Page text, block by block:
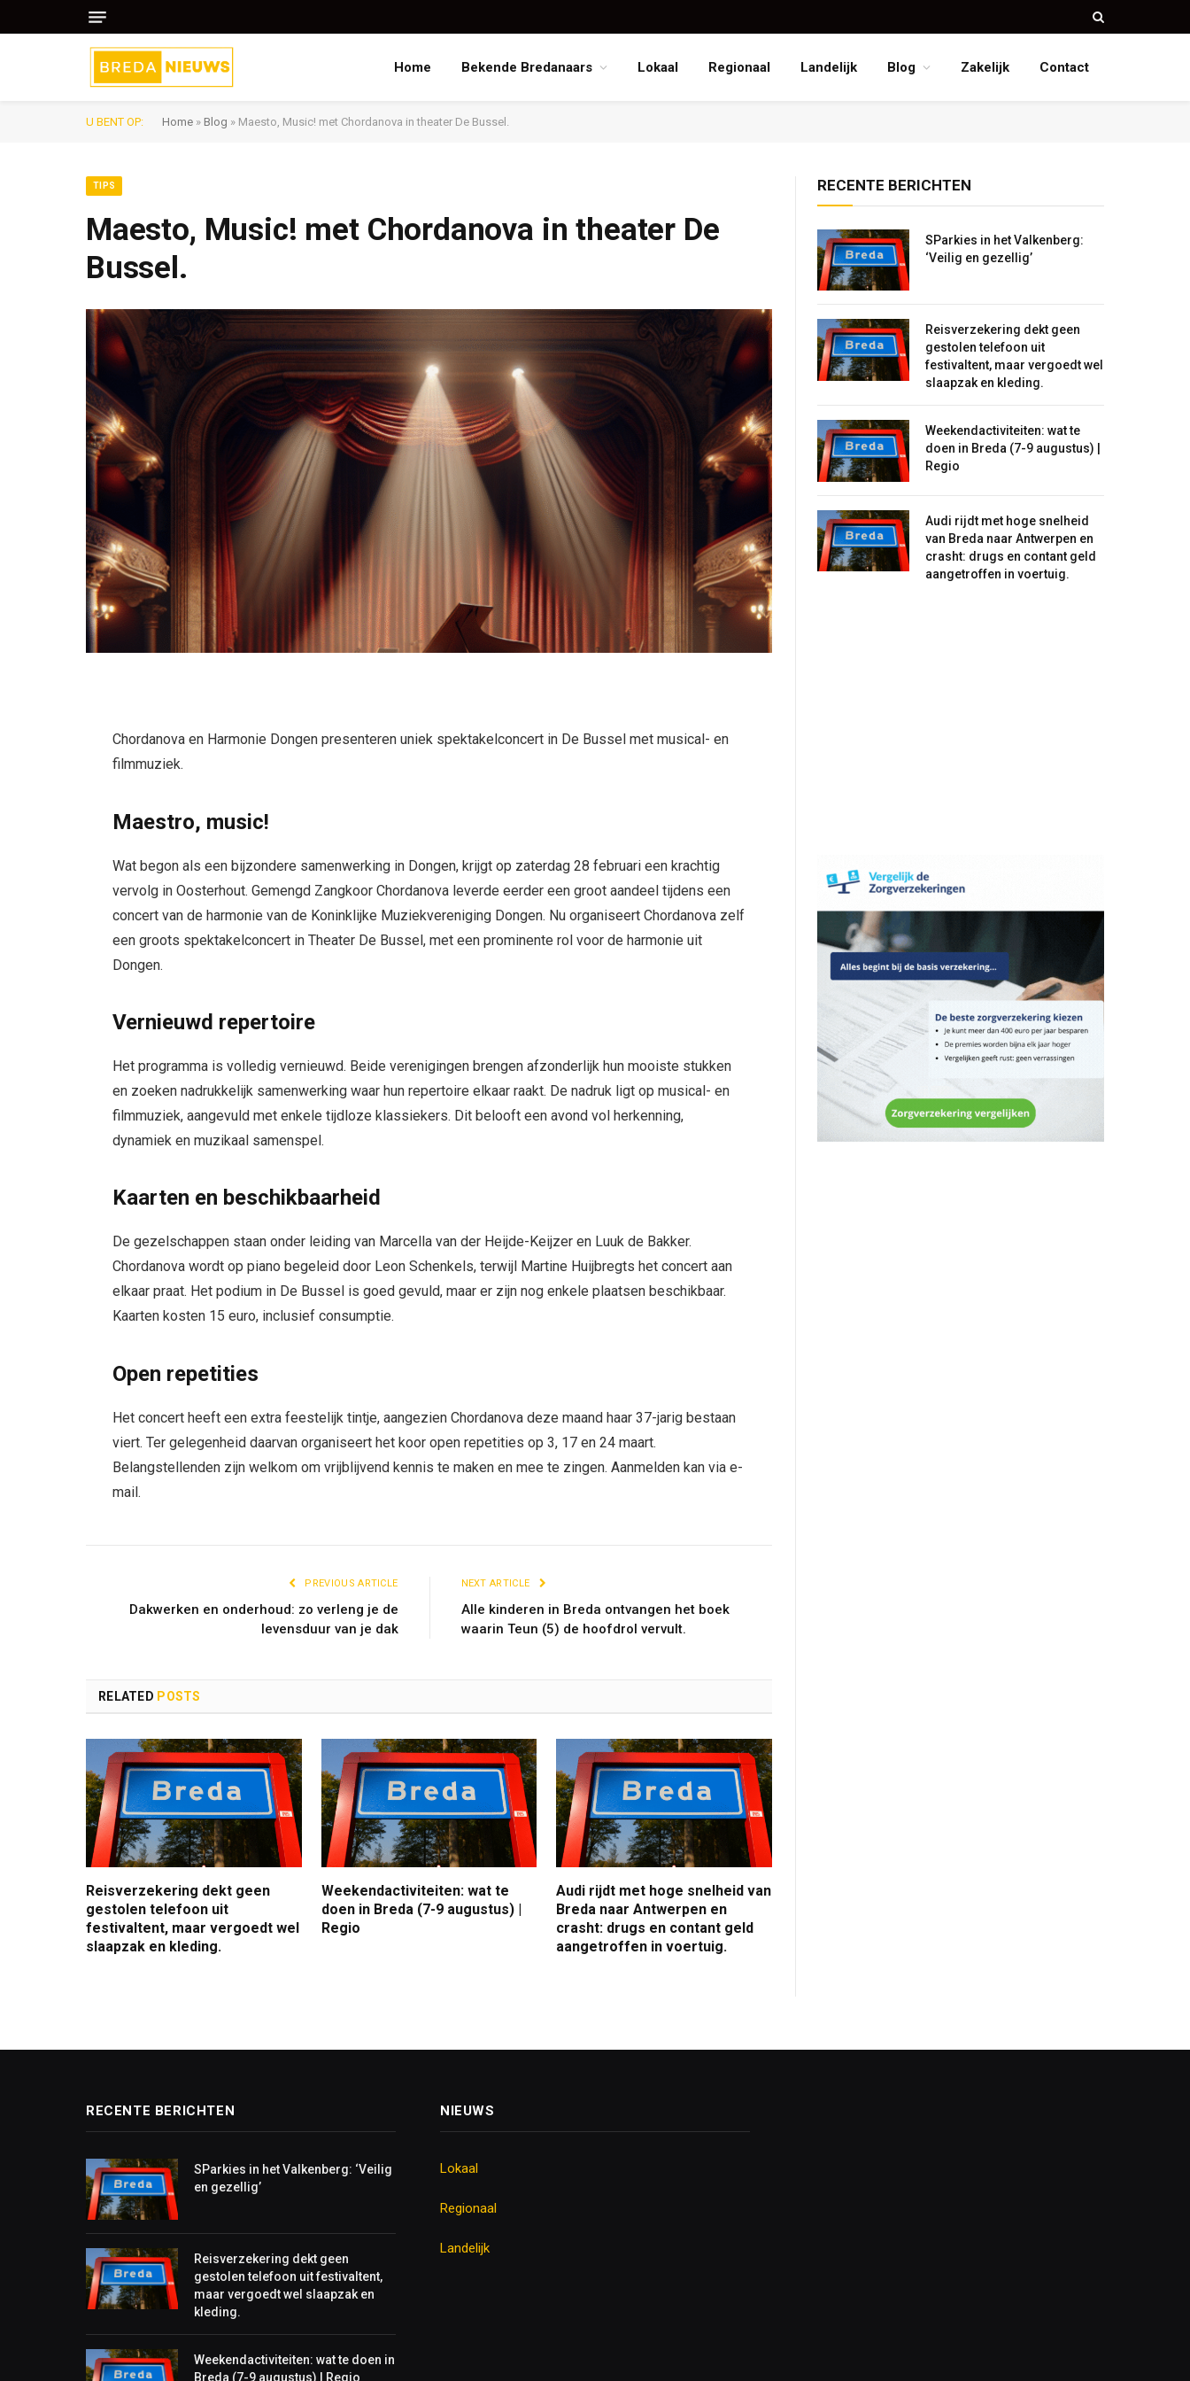
Home Bekende Bredanaars Lokaal Regionaal Landelijk Blog Zakelijk Contact
U BENT OP: Home » Blog » Maesto, Music! met Chordanova in theater De Bussel.
TIPS
Maesto, Music! met Chordanova in theater De
Bussel.
Chordanova en Harmonie Dongen presenteren uniek spektakelconcert in De Bussel met musical- en
filmmuziek.
Maestro, music!
Wat begon als een bijzondere samenwerking in Dongen, krijgt op zaterdag 28 februari een krachtig
vervolg in Oosterhout. Gemengd Zangkoor Chordanova leverde eerder een groot aandeel tijdens een
concert van de harmonie van de Koninklijke Muziekvereniging Dongen. Nu organiseert Chordanova zelf
een groots spektakelconcert in Theater De Bussel, met een prominente rol voor de harmonie uit
Dongen.
Vernieuwd repertoire
Het programma is volledig vernieuwd. Beide verenigingen brengen afzonderlijk hun mooiste stukken
en zoeken nadrukkelijk samenwerking waar hun repertoire elkaar raakt. De nadruk ligt op musical- en
filmmuziek, aangevuld met enkele tijdloze klassiekers. Dit belooft een avond vol herkenning,
dynamiek en muzikaal samenspel.
Kaarten en beschikbaarheid
De gezelschappen staan onder leiding van Marcella van der Heijde-Keijzer en Luuk de Bakker.
Chordanova wordt op piano begeleid door Leon Schenkels, terwijl Martine Huijbregts het concert aan
elkaar praat. Het podium in De Bussel is goed gevuld, maar er zijn nog enkele plaatsen beschikbaar.
Kaarten kosten 15 euro, inclusief consumptie.
Open repetities
Het concert heeft een extra feestelijk tintje, aangezien Chordanova deze maand haar 37-jarig bestaan
viert. Ter gelegenheid daarvan organiseert het koor open repetities op 3, 17 en 24 maart.
Belangstellenden zijn welkom om vrijblijvend kennis te maken en mee te zingen. Aanmelden kan via e-
mail.
PREVIOUS ARTICLE
Dakwerken en onderhoud: zo verleng je de
levensduur van je dak
NEXT ARTICLE
Alle kinderen in Breda ontvangen het boek
waarin Teun (5) de hoofdrol vervult.
RELATED POSTS
Reisverzekering dekt geen
gestolen telefoon uit
festivaltent, maar vergoedt wel
slaapzak en kleding.
Weekendactiviteiten: wat te
doen in Breda (7-9 augustus) |
Regio
Audi rijdt met hoge snelheid van
Breda naar Antwerpen en
crasht: drugs en contant geld
aangetroffen in voertuig.
RECENTE BERICHTEN
SParkies in het Valkenberg:
‘Veilig en gezellig’
Reisverzekering dekt geen
gestolen telefoon uit
festivaltent, maar vergoedt wel
slaapzak en kleding.
Weekendactiviteiten: wat te
doen in Breda (7-9 augustus) |
Regio
Audi rijdt met hoge snelheid
van Breda naar Antwerpen en
crasht: drugs en contant geld
aangetroffen in voertuig.
RECENTE BERICHTEN
SParkies in het Valkenberg: ‘Veilig
en gezellig’
Reisverzekering dekt geen
gestolen telefoon uit festivaltent,
maar vergoedt wel slaapzak en
kleding.
Weekendactiviteiten: wat te doen in
Breda (7-9 augustus) | Regio
NIEUWS
Lokaal
Regionaal
Landelijk